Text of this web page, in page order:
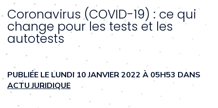
Coronavirus (COVID-19) : ce qui
change pour les tests et les
autotests
PUBLIÉE LE LUNDI 10 JANVIER 2022 À 05H53 DANS
ACTU JURIDIQUE